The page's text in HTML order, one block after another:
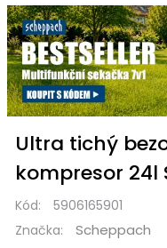
Ultra tichý
kompresor 24l
Kód:
5906165901
Značka:
Scheppach